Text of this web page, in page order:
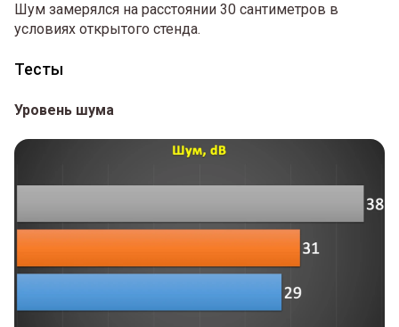
Шум замерялся на расстоянии 30 сантиметров в
условиях открытого стенда.
Тесты
Уровень шума